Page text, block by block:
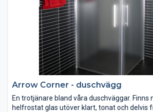
Arrow Corner - duschvägg
En trotjänare bland våra duschväggar. Finns
helfrostat glas utöver klart, tonat och delvis